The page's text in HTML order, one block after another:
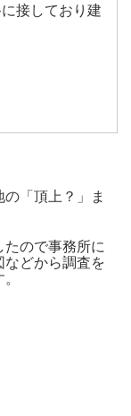
接しており建
「頂上？」ま
ので事務所に
などから調査を